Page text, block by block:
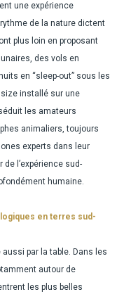
une expérience
de la nature dictent
plus loin en proposant
des vols en
en “sleep-out” sous les
installé sur une
les amateurs
animaliers, toujours
experts dans leur
l’expérience sud-
humaine.
en terres sud-
par la table. Dans les
autour de
les plus belles